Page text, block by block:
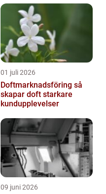
01 juli 2026
Doftmarknadsföring så
skapar doft starkare
kundupplevelser
09 juni 2026